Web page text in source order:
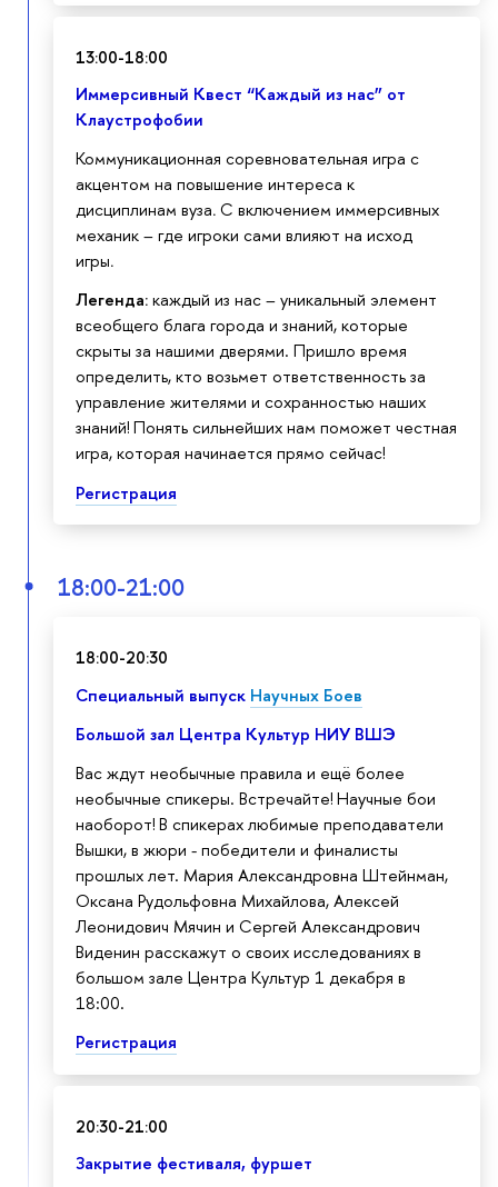
13:00-18:00
Иммерсивный Квест “Каждый из нас” от
Клаустрофобии
Коммуникационная соревновательная игра с
акцентом на повышение интереса к
дисциплинам вуза.С включением иммерсивных
механик – где игроки сами влияют на исход
игры.
Легенда:каждый из нас – уникальный элемент
всеобщего блага города и знаний, которые
скрыты за нашими дверями. Пришло время
определить, кто возьмет ответственность за
управление жителями и сохранностью наших
знаний! Понять сильнейших нам поможет честная
игра, которая начинается прямо сейчас!
Регистрация
18:00-21:00
18:00-20:30
Специальный выпуск Научных Боев
Большой зал Центра Культур НИУ ВШЭ
Вас ждут необычные правила и ещё более
необычные спикеры. Встречайте! Научные бои
наоборот! В спикерах любимые преподаватели
Вышки, в жюри - победители и финалисты
прошлых лет. Мария Александровна Штейнман,
Оксана Рудольфовна Михайлова, Алексей
Леонидович Мячин и Сергей Александрович
Виденин расскажут о своих исследованиях в
большом зале Центра Культур 1 декабря в
18:00.
Регистрация
20:30-21:00
Закрытие фестиваля, фуршет